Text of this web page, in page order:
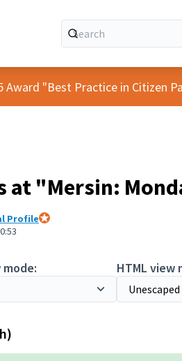
Award "Best Practice in Citizen
at "Mersin:
Profile
mode:
HTML view